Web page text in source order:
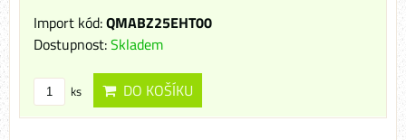
Import kód:QMABZ25EHT00
Dostupnost:Skladem
ks DO KOŠÍKU